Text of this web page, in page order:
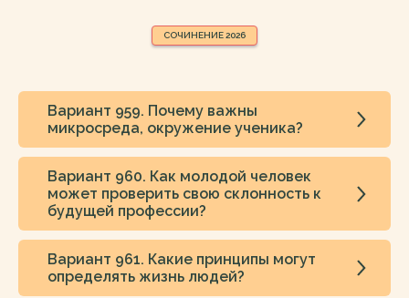
СОЧИНЕНИЕ 2026
Вариант 959. Почему важны
микросреда, окружение ученика?
Вариант 960. Как молодой человек
может проверить свою склонность к
будущей профессии?
Вариант 961. Какие принципы могут
определять жизнь людей?